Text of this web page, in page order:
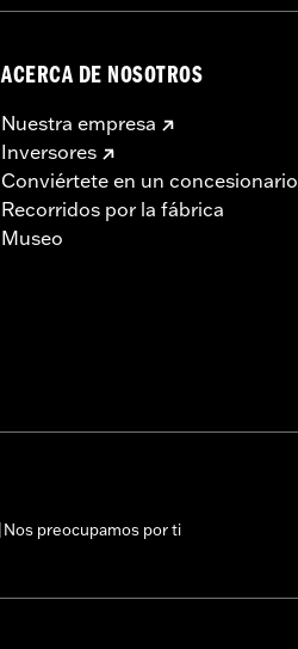
ACERCA DE NOSOTROS
Nuestra empresa
Inversores
Conviértete en un concesionario
Recorridos por la fábrica
Museo
Nos preocupamos por ti